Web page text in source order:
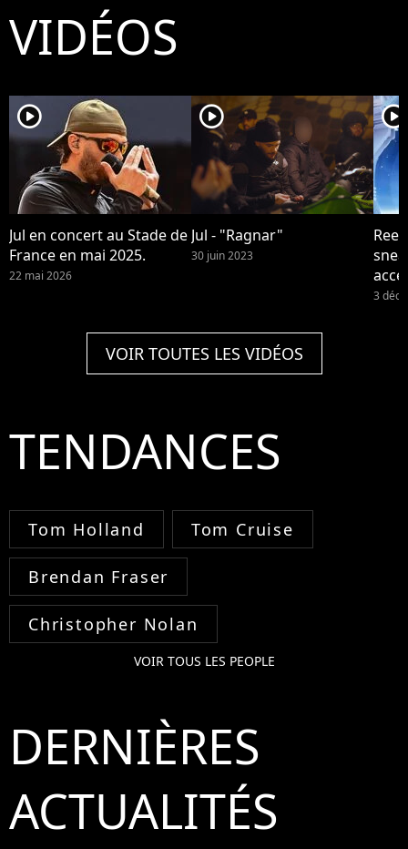
VIDÉOS
player2
Jul en concert au Stade de
France en mai 2025.
22 mai 2026
player2
Jul - "Ragnar"
30 juin 2023
player2
et
3
VOIR TOUTES LES VIDÉOS
TENDANCES
Tom Holland Tom Cruise
Brendan Fraser
Christopher Nolan
VOIR TOUS LES PEOPLE
DERNIÈRES
ACTUALITÉS